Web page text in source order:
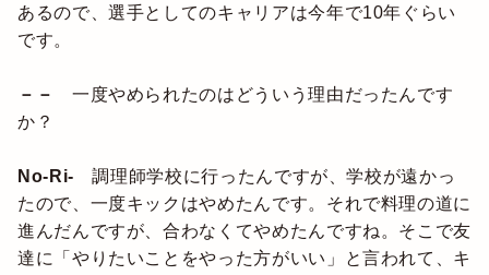
あるので、選手としてのキャリアは今年で10年ぐらい
です。
－－ 一度やめられたのはどういう理由だったんです
か？
No-Ri-調理師学校に行ったんですが、学校が遠かっ
たので、一度キックはやめたんです。それで料理の道に
進んだんですが、合わなくてやめたんですね。そこで友
達に「やりたいことをやった方がいい」と言われて、キ